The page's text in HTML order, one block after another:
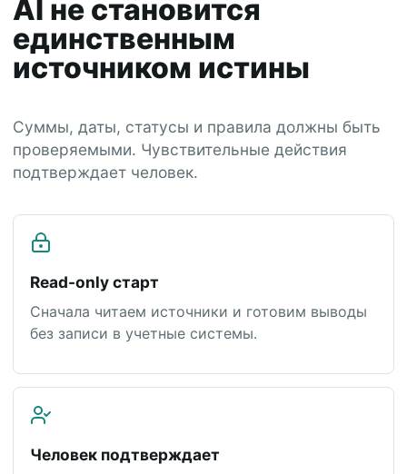
AI не становится
единственным
источником истины
Суммы, даты, статусы и правила должны быть
проверяемыми. Чувствительные действия
подтверждает человек.
Read-only старт
Сначала читаем источники и готовим выводы
без записи в учетные системы.
Человек подтверждает